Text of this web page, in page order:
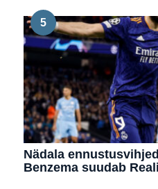
5
Nädala
Benzema suudab